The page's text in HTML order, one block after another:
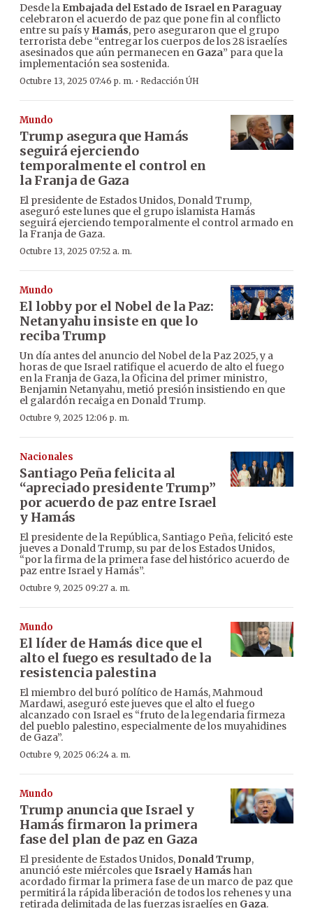
Desde la Embajada del Estado de Israel en Paraguay
celebraron el acuerdo de paz que pone fin al conflicto
entre su país y Hamás, pero aseguraron que el grupo
terrorista debe “entregar los cuerpos de los 28 israelíes
asesinados que aún permanecen en Gaza” para que la
implementación sea sostenida.
Octubre 13, 2025 07:46 p. m. · Redacción ÚH
Mundo
Trump asegura que Hamás
seguirá ejerciendo
temporalmente el control en
la Franja de Gaza
El presidente de Estados Unidos, Donald Trump,
aseguró este lunes que el grupo islamista Hamás
seguirá ejerciendo temporalmente el control armado en
la Franja de Gaza.
Octubre 13, 2025 07:52 a. m.
Mundo
El lobby por el Nobel de la Paz:
Netanyahu insiste en que lo
reciba Trump
Un día antes del anuncio del Nobel de la Paz 2025, y a
horas de que Israel ratifique el acuerdo de alto el fuego
en la Franja de Gaza, la Oficina del primer ministro,
Benjamin Netanyahu, metió presión insistiendo en que
el galardón recaiga en Donald Trump.
Octubre 9, 2025 12:06 p. m.
Nacionales
Santiago Peña felicita al
“apreciado presidente Trump”
por acuerdo de paz entre Israel
y Hamás
El presidente de la República, Santiago Peña, felicitó este
jueves a Donald Trump, su par de los Estados Unidos,
“por la firma de la primera fase del histórico acuerdo de
paz entre Israel y Hamás”.
Octubre 9, 2025 09:27 a. m.
Mundo
El líder de Hamás dice que el
alto el fuego es resultado de la
resistencia palestina
El miembro del buró político de Hamás, Mahmoud
Mardawi, aseguró este jueves que el alto el fuego
alcanzado con Israel es “fruto de la legendaria firmeza
del pueblo palestino, especialmente de los muyahidines
de Gaza”.
Octubre 9, 2025 06:24 a. m.
Mundo
Trump anuncia que Israel y
Hamás firmaron la primera
fase del plan de paz en Gaza
El presidente de Estados Unidos, Donald Trump,
anunció este miércoles queIsraely Hamás han
acordado firmar la primera fase de un marco de paz que
permitirá la rápida liberación de todos los rehenes y una
retirada delimitada de las fuerzas israelíes en Gaza.